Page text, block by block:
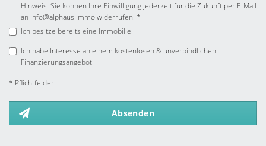
Hinweis: Sie können Ihre Einwilligung jederzeit für die Zukunft per E-Mail
an info@alphaus.immo widerrufen. *
Ich besitze bereits eine Immobilie.
Ich habe Interesse an einem kostenlosen & unverbindlichen
Finanzierungsangebot.
* Pflichtfelder
Absenden